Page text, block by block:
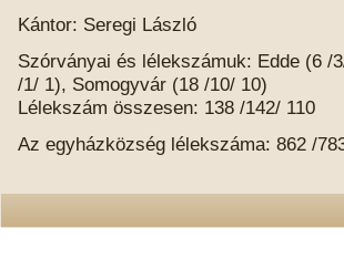
Kántor: Seregi László
Szórványai és lélekszámuk: Edde (6 /
/1/ 1), Somogyvár (18 /10/ 10)
Lélekszám összesen: 138 /142/ 110
Az egyházközség lélekszáma: 862 /